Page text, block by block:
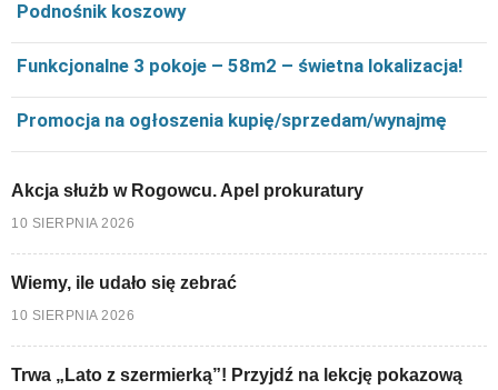
Podnośnik koszowy
Funkcjonalne 3 pokoje – 58m2 – świetna lokalizacja!
Promocja na ogłoszenia kupię/sprzedam/wynajmę
Akcja służb w Rogowcu. Apel prokuratury
10 SIERPNIA 2026
Wiemy, ile udało się zebrać
10 SIERPNIA 2026
Trwa „Lato z szermierką”! Przyjdź na lekcję pokazową